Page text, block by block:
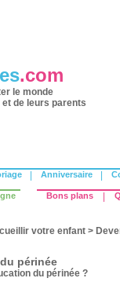
.com
le monde
de leurs parents
Anniversaire
Bons plans
votre enfant >
périnée
du périnée ?